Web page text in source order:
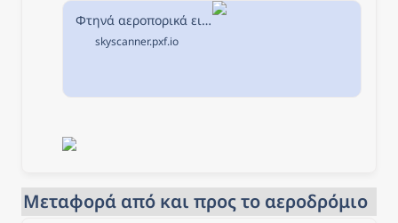
Φτηνά αεροπορικά εισιτήρια από Θεσσαλονίκη προς Βουδαπέστη στην Skyscanner
skyscanner.pxf.io
Μεταφορά από και προς το αεροδρόμιο